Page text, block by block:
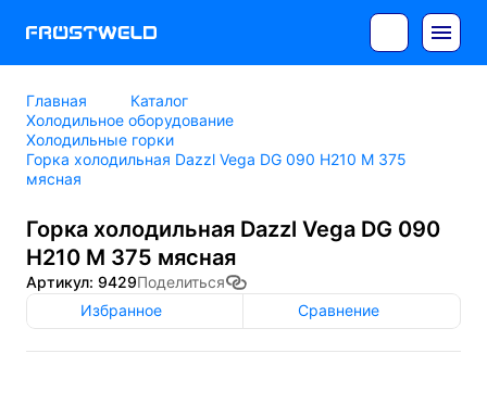
Главная
Каталог
Холодильное оборудование
Холодильные горки
Горка холодильная Dazzl Vega DG 090 H210 М 375
мясная
Горка холодильная Dazzl Vega DG 090
H210 М 375 мясная
Артикул: 9429Поделиться
Избранное
Сравнение